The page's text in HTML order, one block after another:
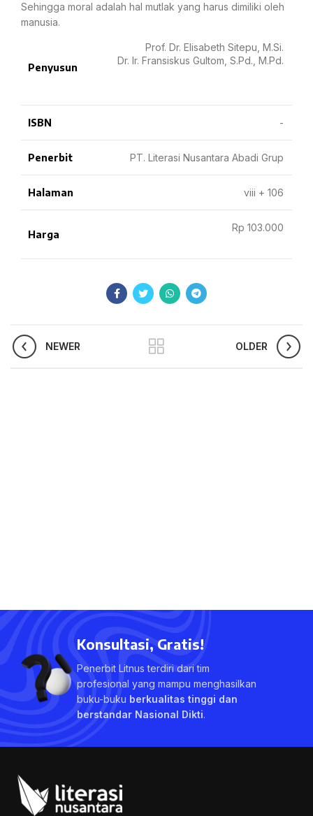
Sehingga moral adalah hal mutlak yang harus dimiliki oleh
manusia.
Penyusun
Prof. Dr. Elisabeth Sitepu, M.Si.
Dr. Ir. Fransiskus Gultom, S.Pd., M.Pd.
ISBN -
Penerbit PT. Literasi Nusantara Abadi Grup
Halaman viii + 106
Harga
Rp 103.000
NEWER OLDER
Konsultasi, Gratis!
Penerbit Litnus terdiri dari tim
profesional yang mampu menghasilkan
buku-buku berkualitas tinggi dan
berstandar Nasional Dikti.